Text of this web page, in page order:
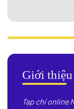
Giới thiệu
Tạp chí online